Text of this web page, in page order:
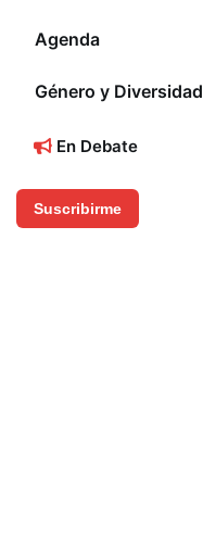
Agenda
Género y Diversidad
En Debate
Suscribirme